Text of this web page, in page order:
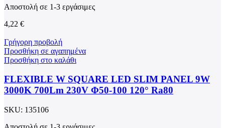
Αποστολή σε 1-3 εργάσιμες
4,22 €
Γρήγορη προβολή
Προσθήκη σε αγαπημένα
Προσθήκη στο καλάθι
FLEXIBLE W SQUARE LED SLIM PANEL 9W
3000K 700Lm 230V Φ50-100 120° Ra80
SKU: 135106